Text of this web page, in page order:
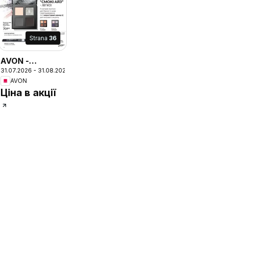
Strana 36
AVON -
Каталог
СЕРПЕНЬ 2026
31.07.2026 - 31.08.2026
AVON
Ціна в акції